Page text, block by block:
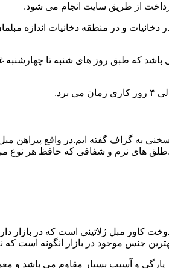
از طریق سایت انجام می شود.
و در منطقه دخانیات اندازه
باشد که طبق روز های شنبه تا
به گزاف گفته ایم.در واقع پیراهن
های نرم و شفافی که حافظ هر نوع
کاور مبل ژلاتینی است که در بازار
جنس موجود در بازار انگونه است
و آسیب بسیار مقاوم می باشد و